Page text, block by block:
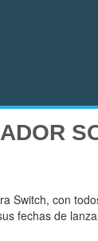
Switch, con
fechas de